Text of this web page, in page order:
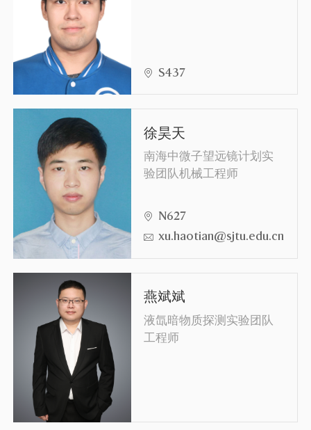
S437
徐昊天
南海中微子望远镜计划实
验团队机械工程师
N627
xu.haotian@sjtu.edu.cn
燕斌斌
液氙暗物质探测实验团队
工程师